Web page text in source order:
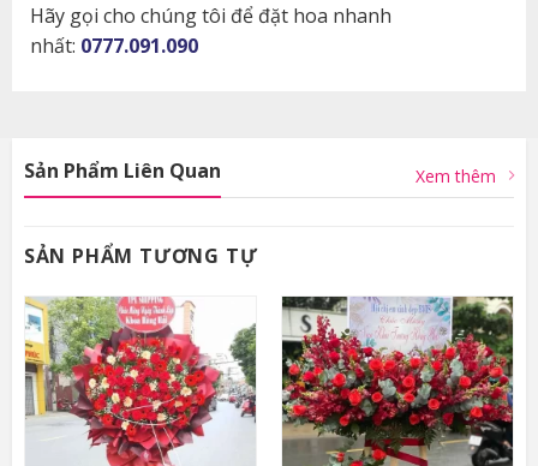
Hãy gọi cho chúng tôi để đặt hoa nhanh
nhất: 0777.091.090
Sản Phẩm Liên Quan Xem thêm
SẢN PHẨM TƯƠNG TỰ